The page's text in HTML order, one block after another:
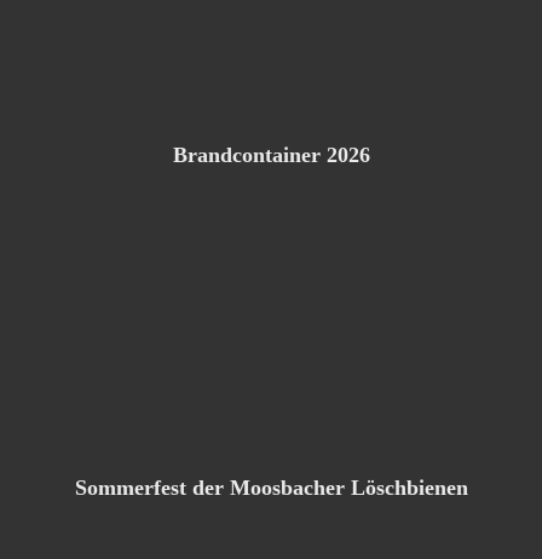
Brandcontainer 2026
Sommerfest der Moosbacher Löschbienen